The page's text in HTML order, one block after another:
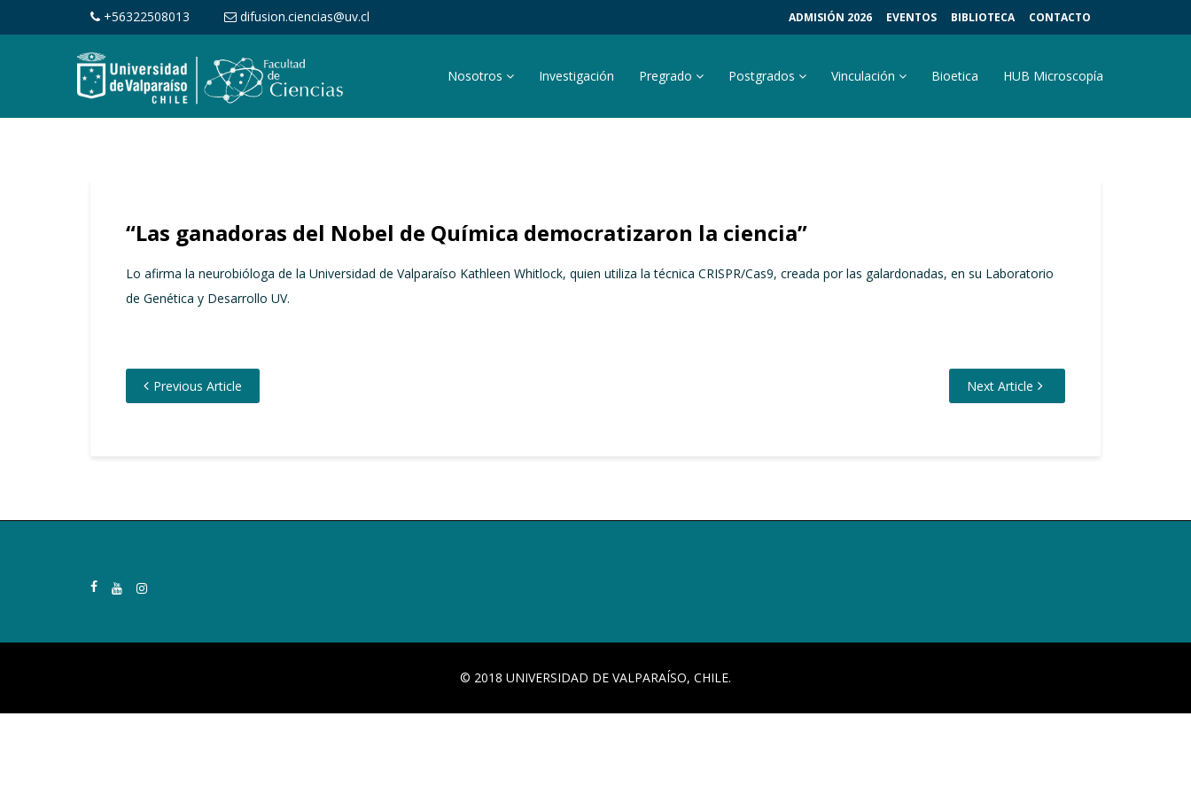
+56322508013 difusion.ciencias@uv.cl ADMISIÓN 2026 EVENTOS BIBLIOTECA CONTACTO
Nosotros Investigación Pregrado Postgrados Vinculación Bioetica HUB Microscopía
“Las ganadoras del Nobel de Química democratizaron la ciencia”
Lo afirma la neurobióloga de la Universidad de Valparaíso Kathleen Whitlock, quien utiliza la técnica CRISPR/Cas9, creada por las galardonadas, en su Laboratorio
de Genética y Desarrollo UV.
Previous Article Next Article
© 2018 UNIVERSIDAD DE VALPARAÍSO, CHILE.